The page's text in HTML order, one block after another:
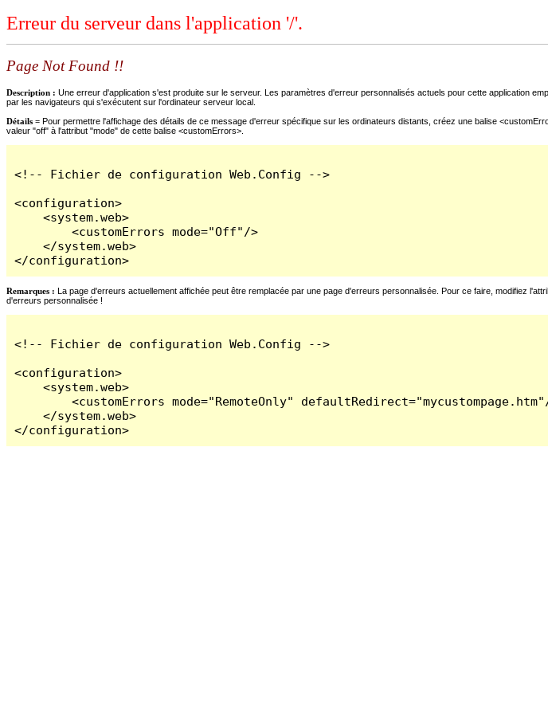
Erreur du serveur dans l'application '/'.
Page Not Found !!
Description : Une erreur d'application s'est produite sur le serveur. Les paramètres d'erreur personnalisés actuels pour cette application
par les navigateurs qui s'exécutent sur l'ordinateur serveur local.
Détails = Pour permettre l'affichage des détails de ce message d'erreur spécifique sur les ordinateurs distants, créez une balise
valeur "off" à l'attribut "mode" de cette balise <customErrors>.
<!-- Fichier de configuration Web.Config -->
<configuration>
    <system.web>
        <customErrors mode="Off"/>
    </system.web>
</configuration>
Remarques : La page d'erreurs actuellement affichée peut être remplacée par une page d'erreurs personnalisée. Pour ce faire, modifiez
d'erreurs personnalisée !
<!-- Fichier de configuration Web.Config -->
<configuration>
    <system.web>
<customErrors mode="RemoteOnly"
    </system.web>
</configuration>